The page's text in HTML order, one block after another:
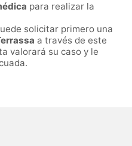
para realizar la
solicitar primero una
a través de este
valorará su caso y le